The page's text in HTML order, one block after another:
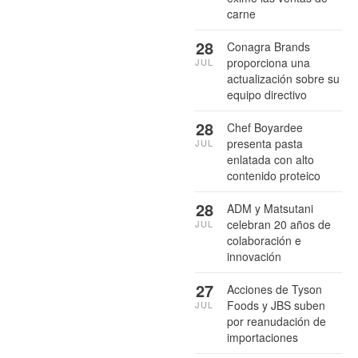
carne
Conagra Brands
proporciona una
actualización sobre su
equipo directivo
28
JUL
Chef Boyardee
presenta pasta
enlatada con alto
contenido proteico
28
JUL
ADM y Matsutani
celebran 20 años de
colaboración e
innovación
28
JUL
Acciones de Tyson
Foods y JBS suben
por reanudación de
importaciones
27
JUL